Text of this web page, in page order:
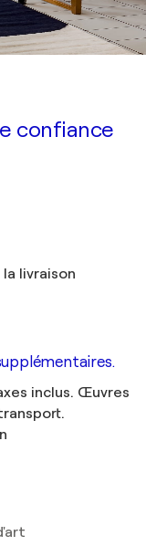
confiance
livraison
inclus. Œuvres